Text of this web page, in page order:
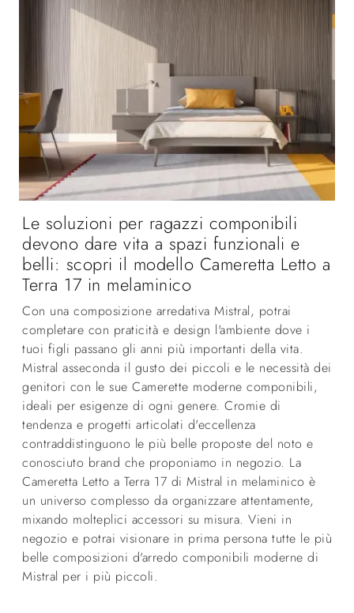
Le soluzioni per ragazzi componibili
devono dare vita a spazi funzionali e
belli: scopri il modello Cameretta Letto a
Terra 17 in melaminico
Con una composizione arredativa Mistral, potrai
completare con praticità e design l'ambiente dove i
tuoi figli passano gli anni più importanti della vita.
Mistral asseconda il gusto dei piccoli e le necessità dei
genitori con le sue Camerette moderne componibili,
ideali per esigenze di ogni genere. Cromie di
tendenza e progetti articolati d'eccellenza
contraddistinguono le più belle proposte del noto e
conosciuto brand che proponiamo in negozio. La
Cameretta Letto a Terra 17 di Mistral in melaminico è
un universo complesso da organizzare attentamente,
mixando molteplici accessori su misura. Vieni in
negozio e potrai visionare in prima persona tutte le più
belle composizioni d'arredo componibili moderne di
Mistral per i più piccoli.